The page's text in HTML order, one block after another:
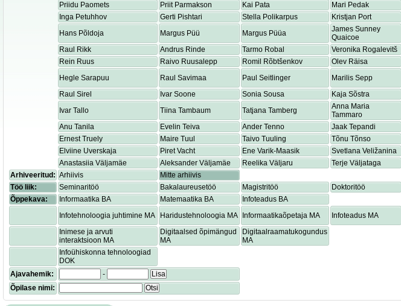
Priidu Paomets
Priit Parmakson Kai Pata Mari Pedak
Inga Petuhhov
Gerti Pishtari Stella Polikarpus Kristjan Port
Hans Põldoja
Margus Püü Margus Püüa
James Sunney
Quaicoe
Raul Rikk
Andrus Rinde Tarmo Robal Veronika Rogalevitš
Rein Ruus
Raivo Ruusalepp Romil Rõbtšenkov Olev Räisa
Hegle Sarapuu
Raul Savimaa Paul Seitlinger Marilis Sepp
Raul Sirel
Ivar Soone Sonia Sousa Kaja Sõstra
Ivar Tallo
Tiina Tambaum Tatjana Tamberg
Anna Maria
Tammaro
Anu Tanila
Evelin Teiva Ander Tenno Jaak Tepandi
Ernest Truely
Maire Tuul Taivo Tuuling Tõnu Tõnso
Elviine Uverskaja
Piret Vacht Ene Varik-Maasik Svetlana Veližanina
Anastasiia Väljamäe
Aleksander Väljamäe Reelika Väljaru Terje Väljataga
Arhiveeritud: Arhiivis
Mitte arhiivis
Töö liik:
Seminaritöö Bakalaureusetöö Magistritöö
Doktoritöö
Õppekava:
Informaatika BA Matemaatika BA
Infoteadus BA
Infotehnoloogia juhtimine MA
Haridustehnoloogia MA Informaatikaõpetaja MA Infoteadus MA
Inimese ja arvuti
interaktsioon MA
Digitaalsed õpimängud
MA
Digitaalraamatukogundus
MA
Infoühiskonna tehnoloogiad
DOK
Ajavahemik:
-
Lisa
Õpilase nimi:
Otsi